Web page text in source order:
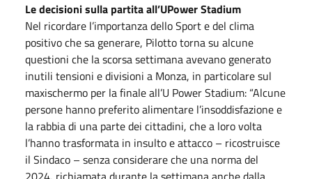
Le decisioni sulla partita all’UPower Stadium
Nel ricordare l’importanza dello Sport e del clima
positivo che sa generare, Pilotto torna su alcune
questioni che la scorsa settimana avevano generato
inutili tensioni e divisioni a Monza, in particolare sul
maxischermo per la finale all’U Power Stadium: “Alcune
persone hanno preferito alimentare l’insoddisfazione e
la rabbia di una parte dei cittadini, che a loro volta
l’hanno trasformata in insulto e attacco – ricostruisce
il Sindaco – senza considerare che una norma del